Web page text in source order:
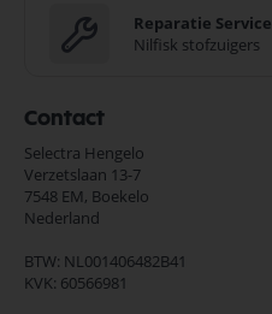
Reparatie Service
Nilfisk stofzuigers
Contact
Selectra Hengelo
Verzetslaan 13-7
7548 EM, Boekelo
Nederland
BTW: NL001406482B41
KVK: 60566981